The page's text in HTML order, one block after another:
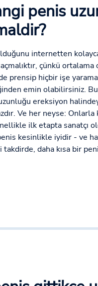
penis
internetten
çünkü ortalama
prensip hiçbir işe
emin olabilirsiniz.
ereksiyon
Ve her neyse: Onlarla
ilk etapta sanatçı
kesinlikle iyidir - ve
daha kısa bir